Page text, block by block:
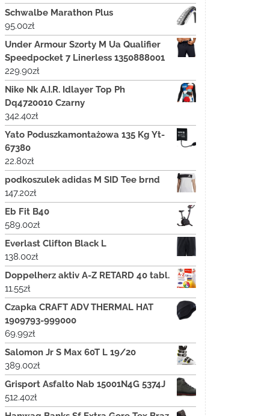
Schwalbe Marathon Plus
95.00zł
Under Armour Szorty M Ua Qualifier
Speedpocket 7 Linerless 1350888001
229.90zł
Nike Nk A.I.R. Idlayer Top Ph
Dq4720010 Czarny
342.40zł
Yato Poduszkamontażowa 135 Kg Yt-
67380
22.80zł
podkoszulek adidas M SID Tee brnd
147.20zł
Eb Fit B40
589.00zł
Everlast Clifton Black L
138.00zł
Doppelherz aktiv A-Z RETARD 40 tabl.
11.55zł
Czapka CRAFT ADV THERMAL HAT
1909793-999000
69.99zł
Salomon Jr S Max 60T L 19/20
389.00zł
Grisport Asfalto Nab 15001N4G 5374J
512.40zł